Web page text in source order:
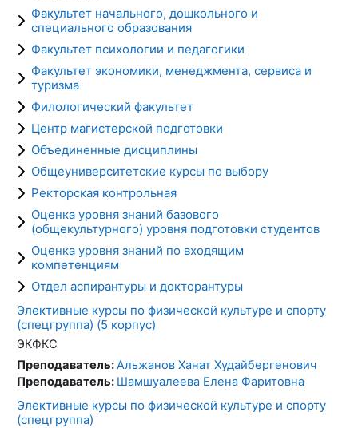
Факультет начального, дошкольного и
специального образования
Факультет психологии и педагогики
Факультет экономики, менеджмента, сервиса и
туризма
Филологический факультет
Центр магистерской подготовки
Объединенные дисциплины
Общеуниверситетские курсы по выбору
Ректорская контрольная
Оценка уровня знаний базового
(общекультурного) уровня подготовки студентов
Оценка уровня знаний по входящим
компетенциям
Отдел аспирантуры и докторантуры
Элективные курсы по физической культуре и спорту
(спецгруппа) (5 корпус)
ЭКФКС
Преподаватель:Альжанов Ханат Худайбергенович
Преподаватель: Шамшуалеева Елена Фаритовна
Элективные курсы по физической культуре и спорту
(спецгруппа)